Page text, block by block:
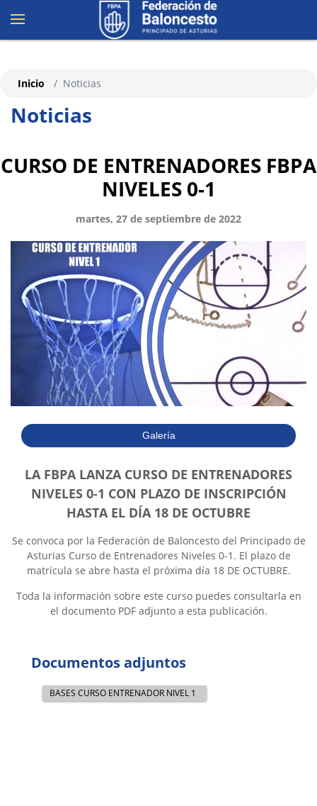
Noticias
Inicio Noticias
CURSO DE ENTRENADORES FBPA
NIVELES 0-1
martes, 27 de septiembre de 2022
Galería
LA FBPA LANZA CURSO DE ENTRENADORES
NIVELES 0-1 CON PLAZO DE INSCRIPCIÓN
HASTA EL DÍA 18 DE OCTUBRE
Se convoca por la Federación de Baloncesto del Principado de
Asturias Curso de Entrenadores Niveles 0-1. El plazo de
matrícula se abre hasta el próxima día 18 DE OCTUBRE.
Toda la información sobre este curso puedes consultarla en
el documento PDF adjunto a esta publicación.
Documentos adjuntos
BASES CURSO ENTRENADOR NIVEL 1